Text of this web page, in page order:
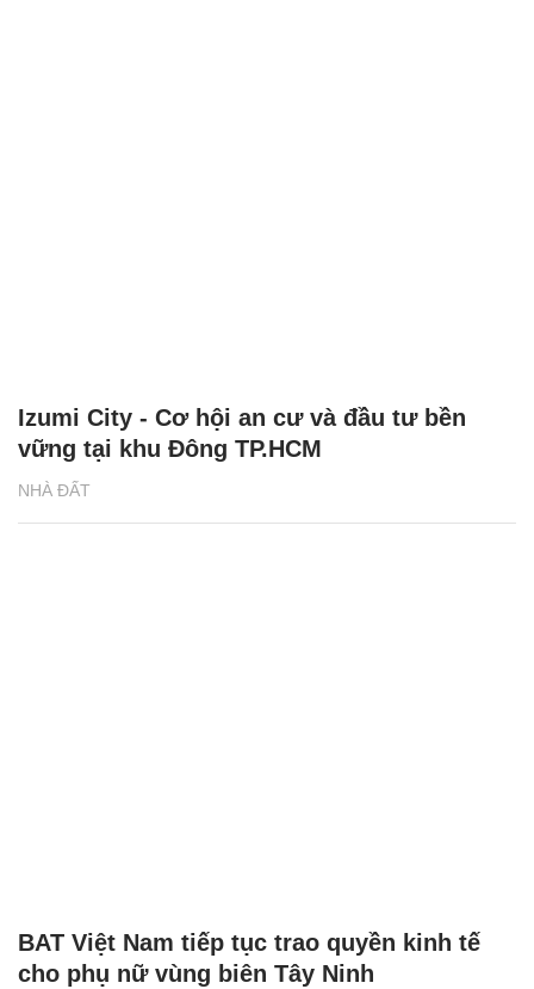
NHÀ ĐẤT
Izumi City - Cơ hội an cư và đầu tư bền
vững tại khu Đông TP.HCM
BAT Việt Nam tiếp tục trao quyền kinh tế
cho phụ nữ vùng biên Tây Ninh